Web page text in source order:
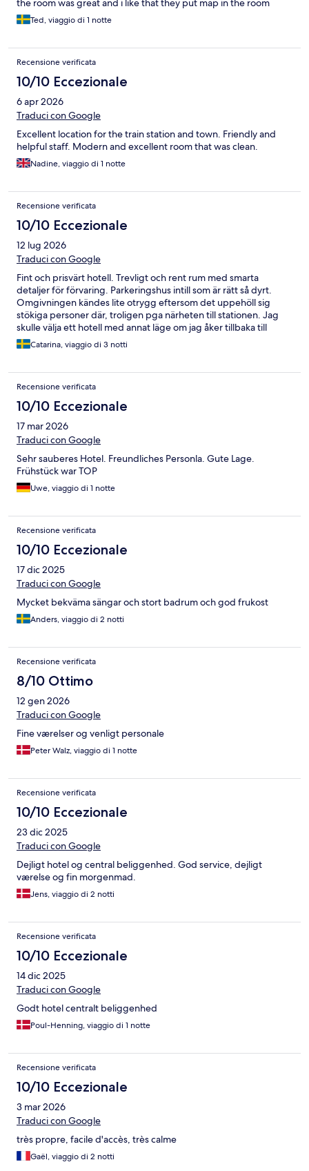
the room was great and i like that they put map in the room
Ted, viaggio di 1 notte
Recensione verificata
10/10 Eccezionale
6 apr 2026
Traduci con Google
Excellent location for the train station and town. Friendly and
helpful staff. Modern and excellent room that was clean.
Nadine, viaggio di 1 notte
Recensione verificata
10/10 Eccezionale
12 lug 2026
Traduci con Google
Fint och prisvärt hotell. Trevligt och rent rum med smarta
detaljer för förvaring. Parkeringshus intill som är rätt så dyrt.
Omgivningen kändes lite otrygg eftersom det uppehöll sig
stökiga personer där, troligen pga närheten till stationen. Jag
skulle välja ett hotell med annat läge om jag åker tillbaka till
Lübeck. Hotellet borde hitta en annan lösning för wifi. Att
behöva registrera sig som medlem för att få åtkomst känns
Catarina, viaggio di 3 notti
Recensione verificata
10/10 Eccezionale
17 mar 2026
Traduci con Google
Sehr sauberes Hotel. Freundliches Personla. Gute Lage.
Frühstück war TOP
Uwe, viaggio di 1 notte
Recensione verificata
10/10 Eccezionale
17 dic 2025
Traduci con Google
Mycket bekväma sängar och stort badrum och god frukost
Anders, viaggio di 2 notti
Recensione verificata
8/10 Ottimo
12 gen 2026
Traduci con Google
Fine værelser og venligt personale
Peter Walz, viaggio di 1 notte
Recensione verificata
10/10 Eccezionale
23 dic 2025
Traduci con Google
Dejligt hotel og central beliggenhed. God service, dejligt
værelse og fin morgenmad.
Jens, viaggio di 2 notti
Recensione verificata
10/10 Eccezionale
14 dic 2025
Traduci con Google
Godt hotel centralt beliggenhed
Poul-Henning, viaggio di 1 notte
Recensione verificata
10/10 Eccezionale
3 mar 2026
Traduci con Google
très propre, facile d'accès, très calme
Gaël, viaggio di 2 notti